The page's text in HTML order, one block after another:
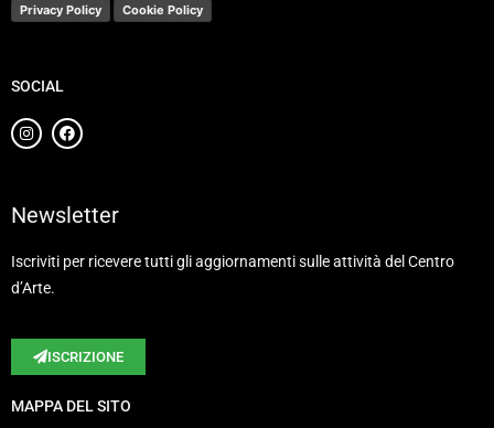
Privacy Policy Cookie Policy
SOCIAL
Newsletter
Iscriviti per ricevere tutti gli aggiornamenti sulle attività del Centro
d’Arte.
ISCRIZIONE
MAPPA DEL SITO